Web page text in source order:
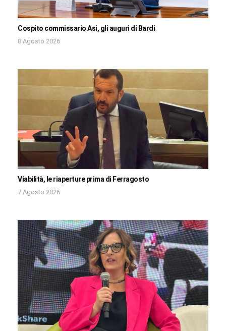
Cospito commissario Asi, gli auguri di Bardi
8 Agosto 2026
Viabilità, le riaperture prima di Ferragosto
7 Agosto 2026